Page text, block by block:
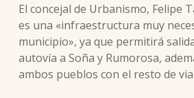
El concejal de Urbanismo, Felipe
es una «infraestructura muy
municipio», ya que permitirá
autovía a Soña y Rumorosa,
ambos pueblos con el resto de